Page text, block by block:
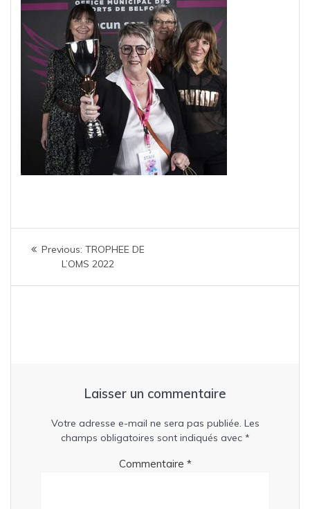
Navigation
Previous: Previous
post:
TROPHEE DE
L’OMS 2022
Laisser un commentaire
Votre adresse e-mail ne sera pas publiée. Les
champs obligatoires sont indiqués avec *
Commentaire *